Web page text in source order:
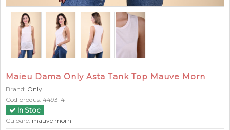
Maieu Dama Only Asta Tank Top Mauve Morn
Brand: Only
Cod produs: 4493-4
In Stoc
Culoare: mauve morn